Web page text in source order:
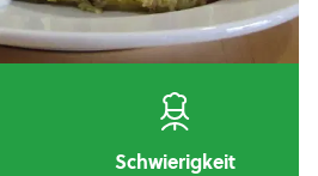
Schwierigkeit